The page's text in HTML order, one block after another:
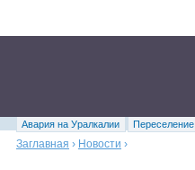
Авария на Уралкалии Переселение
Заглавная › Новости ›